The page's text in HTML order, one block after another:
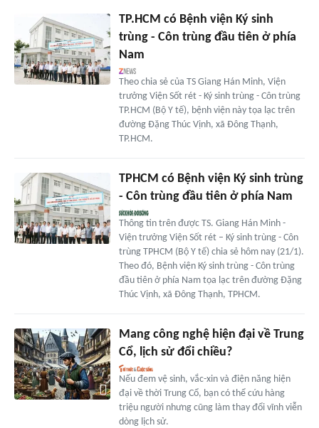
TP.HCM có Bệnh viện Ký sinh
trùng - Côn trùng đầu tiên ở phía
Nam
Theo chia sẻ của TS Giang Hán Minh, Viện
trưởng Viện Sốt rét - Ký sinh trùng - Côn trùng
TP.HCM (Bộ Y tế), bệnh viện này tọa lạc trên
đường Đặng Thúc Vịnh, xã Đông Thạnh,
TP.HCM.
TPHCM có Bệnh viện Ký sinh trùng
- Côn trùng đầu tiên ở phía Nam
Thông tin trên được TS. Giang Hán Minh -
Viện trưởng Viện Sốt rét – Ký sinh trùng - Côn
trùng TPHCM (Bộ Y tế) chia sẻ hôm nay (21/1).
Theo đó, Bệnh viện Ký sinh trùng - Côn trùng
đầu tiên ở phía Nam tọa lạc trên đường Đặng
Thúc Vịnh, xã Đông Thạnh, TPHCM.
Mang công nghệ hiện đại về Trung
Cổ, lịch sử đổi chiều?
Nếu đem vệ sinh, vắc-xin và điện năng hiện
đại về thời Trung Cổ, bạn có thể cứu hàng
triệu người nhưng cũng làm thay đổi vĩnh viễn
dòng lịch sử.